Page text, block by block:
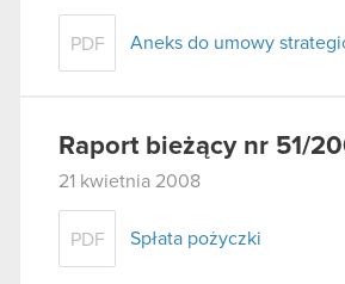
PDF Aneks do umowy
Raport bieżący nr 51/
21 kwietnia 2008
PDF Spłata pożyczki